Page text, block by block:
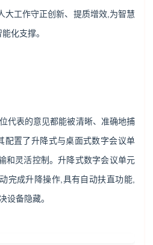
大工作守正创新、提质增效,为智慧
化支撑。
代表的意见都能被清晰、准确地捕
配置了升降式与桌面式数字会议单
和灵活控制。升降式数字会议单元
完成升降操作,具有自动扶直功能,
设备隐藏。